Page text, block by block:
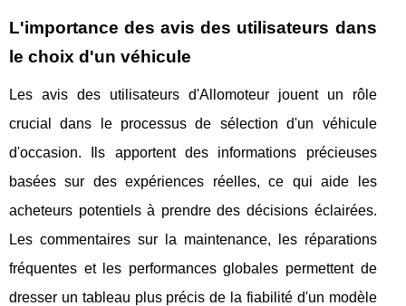
L'importance des avis des utilisateurs dans
le choix d'un véhicule
Les avis des utilisateurs d'Allomoteur jouent un rôle
crucial dans le processus de sélection d'un véhicule
d'occasion. Ils apportent des informations précieuses
basées sur des expériences réelles, ce qui aide les
acheteurs potentiels à prendre des décisions éclairées.
Les commentaires sur la maintenance, les réparations
fréquentes et les performances globales permettent de
dresser un tableau plus précis de la fiabilité d'un modèle